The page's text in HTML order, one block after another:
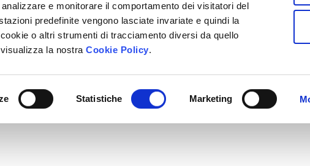
e monitorare il comportamento dei visitatori del
predefinite vengono lasciate invariate e quindi la
o altri strumenti di tracciamento diversi da quello
la nostraCookie Policy.
Statistiche Marketing